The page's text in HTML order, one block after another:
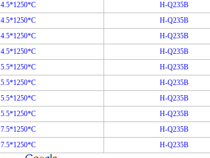
4.5*1250*C H-Q235B
4.5*1250*C H-Q235B
4.5*1250*C H-Q235B
4.5*1250*C H-Q235B
5.5*1250*C H-Q235B
5.5*1250*C H-Q235B
5.5*1250*C H-Q235B
5.5*1250*C H-Q235B
7.5*1250*C H-Q235B
7.5*1250*C H-Q235B